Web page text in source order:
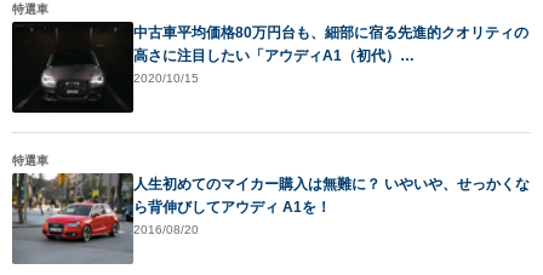
特選車
中古車平均価格80万円台も、細部に宿る先進的クオリティの
高さに注目したい「アウディA1（初代）…
2020/10/15
特選車
人生初めてのマイカー購入は無難に？ いやいや、せっかくな
ら背伸びしてアウディ A1を！
2016/08/20